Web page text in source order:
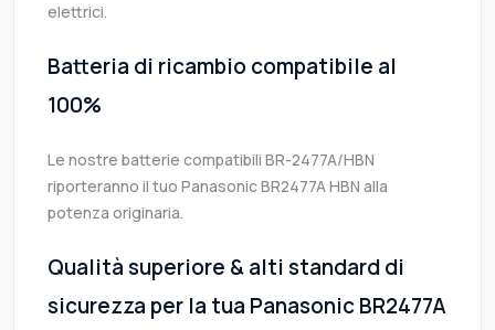
elettrici.
Batteria di ricambio compatibile al
100%
Le nostre batterie compatibili BR-2477A/HBN
riporteranno il tuo Panasonic BR2477A HBN alla
potenza originaria.
Qualità superiore & alti standard di
sicurezza per la tua Panasonic BR2477A